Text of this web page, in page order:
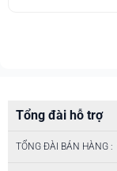
Tổng đài hỗ trợ
TỔNG ĐÀI BÁN HÀNG :